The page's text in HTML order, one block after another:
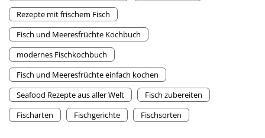
Rezepte mit frischem Fisch
Fisch und Meeresfrüchte Kochbuch
modernes Fischkochbuch
Fisch und Meeresfrüchte einfach kochen
Seafood Rezepte aus aller Welt
Fisch zubereiten
Fischarten
Fischgerichte Fischsorten